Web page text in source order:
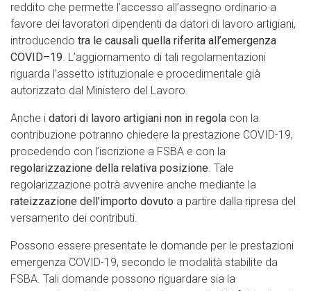
reddito che permette l’accesso all’assegno ordinario a
favore dei lavoratori dipendenti da datori di lavoro artigiani,
introducendo tra le causali quella riferita all’emergenza
COVID–19. L’aggiornamento di tali regolamentazioni
riguarda l’assetto istituzionale e procedimentale già
autorizzato dal Ministero del Lavoro.
Anche i datori di lavoro artigiani non in regola con la
contribuzione potranno chiedere la prestazione COVID-19,
procedendo con l’iscrizione a FSBA e con la
regolarizzazione della relativa posizione. Tale
regolarizzazione potrà avvenire anche mediante la
rateizzazione dell’importo dovuto a partire dalla ripresa del
versamento dei contributi.
Possono essere presentate le domande per le prestazioni
emergenza COVID-19, secondo le modalità stabilite da
FSBA. Tali domande possono riguardare sia la